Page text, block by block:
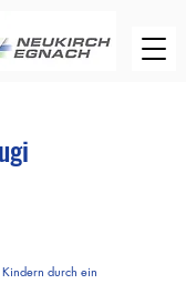
durch ein